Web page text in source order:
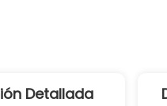
Detallada